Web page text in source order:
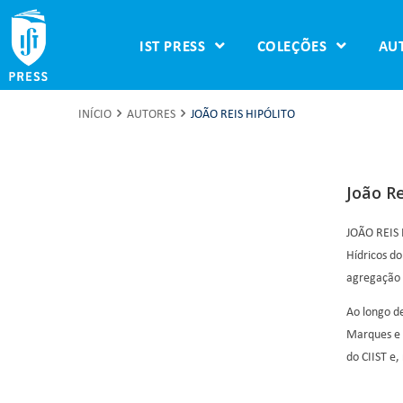
IST PRESS COLEÇÕES
INÍCIO AUTORES JOÃO REIS HIPÓLITO
João
JOÃO
Hídricos
agregação
Ao longo
Marques
do CIIST